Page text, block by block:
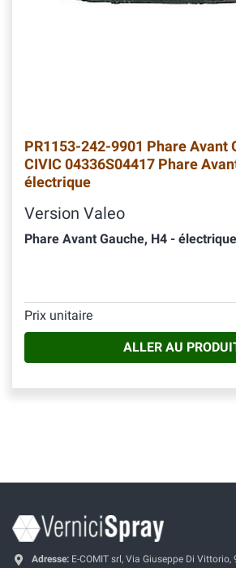
PR1153-242-9901 Phare Avant
CIVIC 04336S04417 Phare
électrique
Version Valeo
Phare Avant Gauche, H4 - électrique
Prix unitaire
ALLER AU
Adresse: E-COMIT srl, Via Giuseppe Di Vittorio,